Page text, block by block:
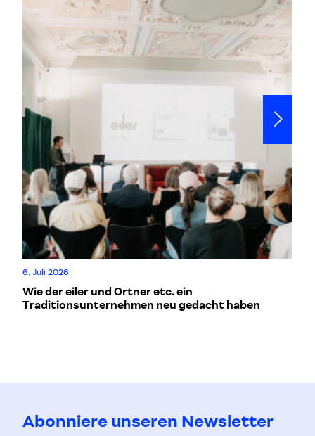
6. Juli 2026
Wie der eiler und Ortner etc. ein
Traditionsunternehmen neu gedacht haben
Abonniere unseren Newsletter